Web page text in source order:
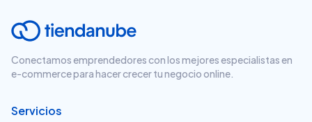
Conectamos emprendedores con los mejores especialistas en
e-commerce para hacer crecer tu negocio online.
Servicios